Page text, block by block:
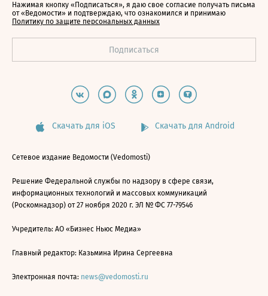
Нажимая кнопку «Подписаться», я даю свое согласие получать письма
от «Ведомости» и подтверждаю, что ознакомился и принимаю
Политику по защите персональных данных
Скачать для iOS Скачать для Android
Сетевое издание Ведомости (Vedomosti)
Решение Федеральной службы по надзору в сфере связи,
информационных технологий и массовых коммуникаций
(Роскомнадзор) от 27 ноября 2020 г. ЭЛ № ФС 77-79546
Учредитель: АО «Бизнес Ньюс Медиа»
Главный редактор: Казьмина Ирина Сергеевна
Электронная почта: news@vedomosti.ru